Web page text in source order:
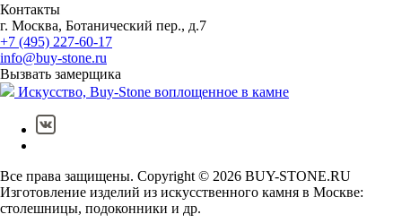
Контакты
г. Москва, Ботанический пер., д.7
+7 (495) 227-60-17
info@buy-stone.ru
Вызвать замерщика
Искусство, Buy-Stone воплощенное в камне
Все права защищены. Copyright © 2026 BUY-STONE.RU
Изготовление изделий из искусственного камня в Москве:
столешницы, подоконники и др.